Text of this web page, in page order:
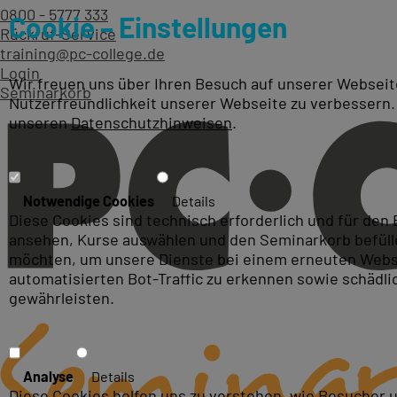
0800 - 5777 333
Rückruf-Service
training@pc-college.de
Login
Seminarkorb
Professionelle Access
Cookie – Einstellungen
Wir freuen uns über Ihren Besuch auf unserer
Nutzerfreundlichkeit unserer Webseite zu
unserenDatenschutzhinweisen.
Notwendige Cookies Details
Diese Cookies sind technisch erforderlich und für
ansehen, Kurse auswählen und den Seminarkorb
möchten, um unsere Dienste bei einem erneuten
automatisierten Bot-Traffic zu erkennen sowie
gewährleisten.
Analyse Details